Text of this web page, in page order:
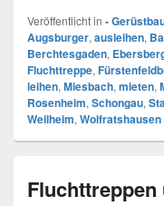
Veröffentlicht in -
Augsburger, ausleihen,
Berchtesgaden,
Fluchttreppe,
leihen, Miesbach, mieten,
Rosenheim, Schongau,
Weilheim, Wolfratshausen